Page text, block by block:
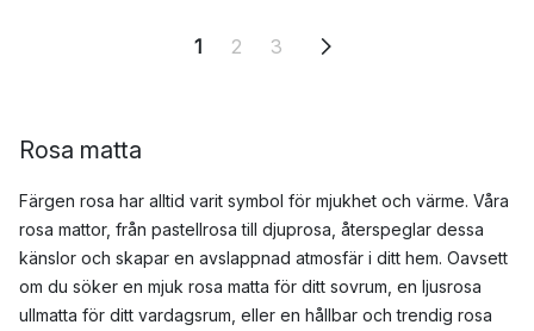
1 2 3
Rosa matta
Färgen rosa har alltid varit symbol för mjukhet och värme. Våra
rosa mattor, från pastellrosa till djuprosa, återspeglar dessa
känslor och skapar en avslappnad atmosfär i ditt hem. Oavsett
om du söker en mjuk rosa matta för ditt sovrum, en ljusrosa
ullmatta för ditt vardagsrum, eller en hållbar och trendig rosa